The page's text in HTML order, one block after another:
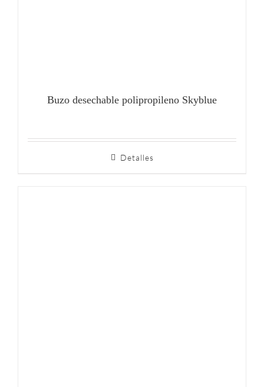
Buzo desechable polipropileno Skyblue
Detalles